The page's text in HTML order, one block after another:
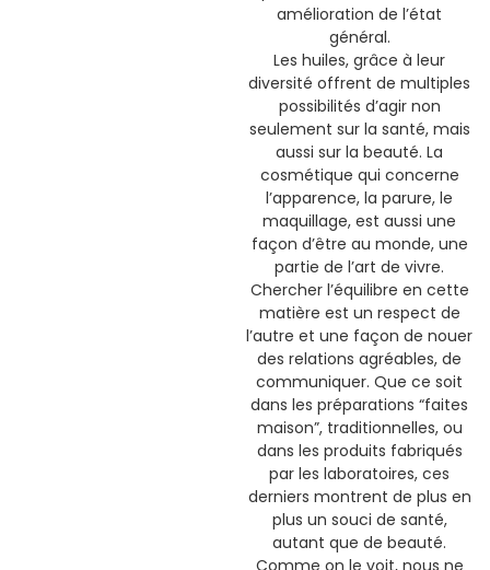
amélioration de l’état
général.
Les huiles, grâce à leur
diversité offrent de multiples
possibilités d’agir non
seulement sur la santé, mais
aussi sur la beauté. La
cosmétique qui concerne
l’apparence, la parure, le
maquillage, est aussi une
façon d’être au monde, une
partie de l’art de vivre.
Chercher l’équilibre en cette
matière est un respect de
l’autre et une façon de nouer
des relations agréables, de
communiquer. Que ce soit
dans les préparations “faites
maison”, traditionnelles, ou
dans les produits fabriqués
par les laboratoires, ces
derniers montrent de plus en
plus un souci de santé,
autant que de beauté.